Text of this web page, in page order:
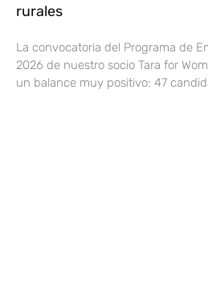
rurales
La convocatoria del Programa de
2026 de nuestro socio Tara for
un balance muy positivo: 47